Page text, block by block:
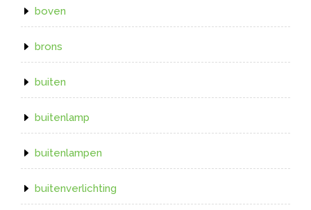
boven
brons
buiten
buitenlamp
buitenlampen
buitenverlichting